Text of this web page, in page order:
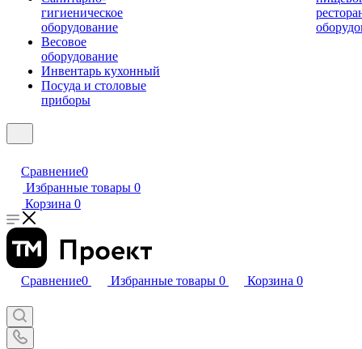
гигиеническое
оборудование
Весовое
оборудование
Инвентарь кухонный
Посуда и столовые
приборы
Сравнение0
Избранные товары 0
Корзина 0
Сравнение0 Избранные товары 0 Корзина 0